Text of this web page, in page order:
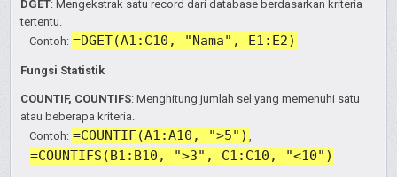
DGET: Mengekstrak satu record dari database berdasarkan kriteria
tertentu.
Contoh: =DGET(A1:C10, "Nama", E1:E2)
Fungsi Statistik
COUNTIF, COUNTIFS: Menghitung jumlah sel yang memenuhi satu
atau beberapa kriteria.
Contoh: =COUNTIF(A1:A10, ">5")
=COUNTIFS(B1:B10, ">3", C1:C10, "<10")